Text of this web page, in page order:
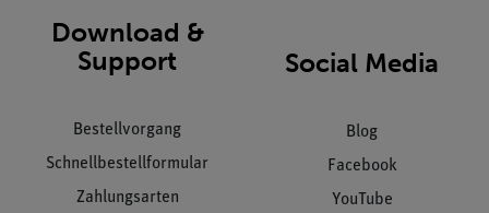
Download &
Support
Bestellvorgang
Schnellbestellformular
Zahlungsarten
Social Media
Blog
Facebook
YouTube